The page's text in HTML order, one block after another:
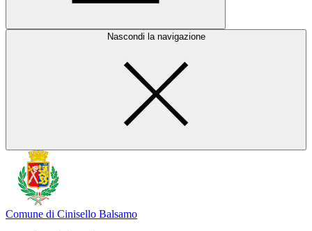
Nascondi la navigazione
Comune di Cinisello Balsamo